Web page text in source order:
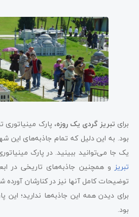
برای تبریز گردی یک روزه، پارک مینیاتوری
بود. به این دلیل که تمام جاذبه‌های این
یک جا می‌توانید ببینید. در پارک
تبریزو همچنین جاذبه‌های تاریخی در
توضیحات کامل آنها نیز در کنارشان آورده
برای دیدن همه این جاذبه‌ها ندارید؛ این
بود.